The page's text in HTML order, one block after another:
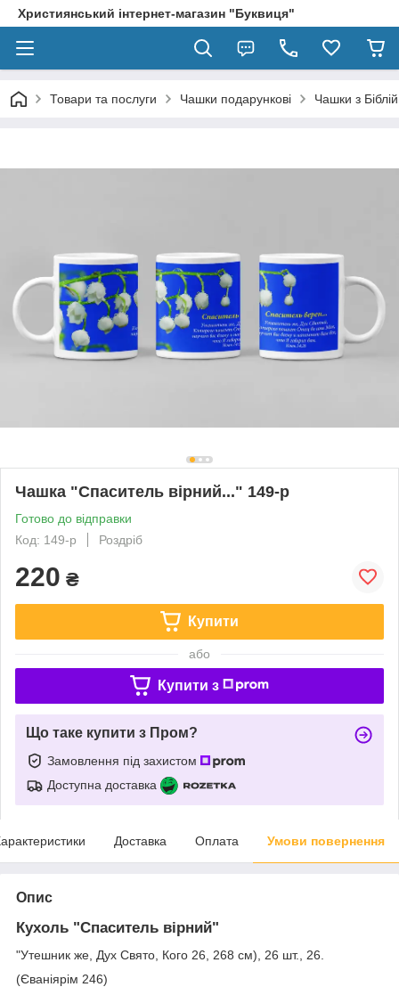
Християнський інтернет-магазин "Буквиця"
Товари та послуги Чашки подарункові Чашки з
Чашка "Спаситель вірний..." 149-р
Готово до відправки
Код: 149-р
Роздріб
220 ₴
Купити
або
Купити з
Що таке купити з Пром?
Замовлення під захистом
Доступна доставка
Доставка Оплата Умови повернення
Опис
Кухоль "Спаситель вірний"
"Утешник же, Дух Свято, Кого 26, 268 см), 26 шт., 26.
(Єваніярім 246)